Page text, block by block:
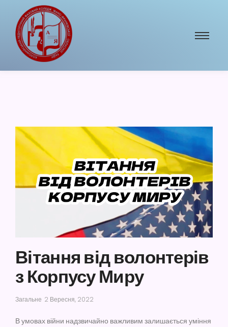
Вітання від волонтерів
з Корпусу Миру
Загальне 2 Вересня, 2022
В умовах війни надзвичайно важливим залишається уміння